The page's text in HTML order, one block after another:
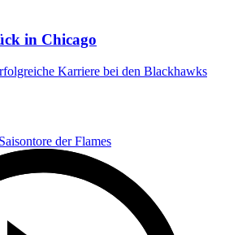
in Chicago
Karriere bei den Blackhawks